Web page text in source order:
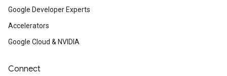
Google Developer Experts
Accelerators
Google Cloud & NVIDIA
Connect